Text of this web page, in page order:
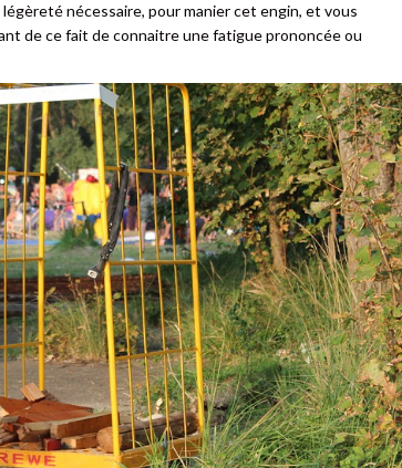
nécessaire, pour manier cet engin, et vous
de ce fait de connaitre une fatigue prononcée ou